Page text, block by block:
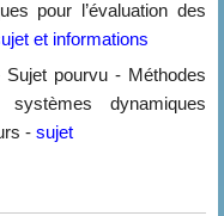
pour l’évaluation des
et informations
pourvu - Méthodes
dynamiques
- sujet